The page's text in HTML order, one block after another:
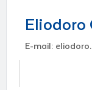
Eliodoro
E-mail: